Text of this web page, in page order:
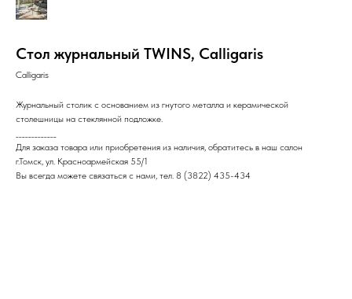
Стол журнальный TWINS, Calligaris
Calligaris
Журнальный столик с основанием из гнутого металла и керамической
столешницы на стеклянной подложке.
Для заказа товара или приобретения из наличия, обратитесь в наш салон
г.Томск, ул. Красноармейская 55/1
Вы всегда можете связаться с нами, тел. 8 (3822) 435-434